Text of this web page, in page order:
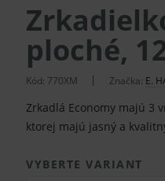
ploché,
Kód: 770XM Značka: E.
Zrkadlá Economy majú 3
ktorej majú jasný a
VYBERTE VARIANT